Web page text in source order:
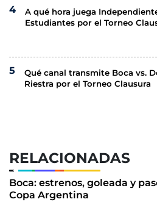
RELACIONADAS
Boca: estrenos, goleada y
Copa Argentina
A qué hora juega
Estudiantes por el Torneo
Qué canal transmite Boca vs.
Riestra por el Torneo Clausura